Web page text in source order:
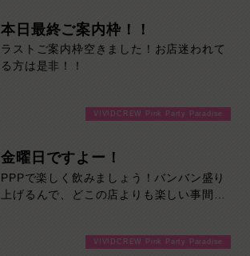
業界完全未経験なので少し恥ずかしがり屋
さんではありますが、そんなところもきっ
と愛おしく思うでしょう
まさに「Top of the Top!!!!」
間を心ゆくまでご堪能ください！本日の出
勤…09:00～18:00
本日最終ご案内枠！！
ラストご案内枠空きました！お店迷われて
る方は是非！！
VIVIDCREW Pink Party Paradise
金曜日ですよー！
PPPで楽しく飲みましょう！バンバン盛り
上げるんで、どこの店よりも楽しい事間違
VIVIDCREW Pink Party Paradise